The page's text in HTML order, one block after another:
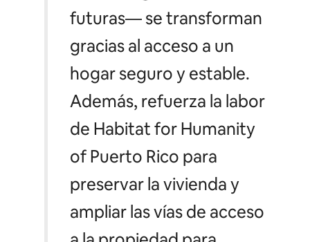
futuras— se transforman
gracias al acceso a un
hogar seguro y estable.
Además, refuerza la labor
de Habitat for Humanity
of Puerto Rico para
preservar la vivienda y
ampliar las vías de acceso